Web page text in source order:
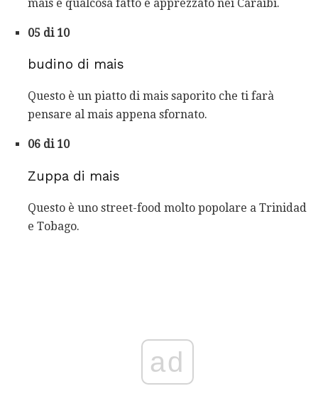
mais è qualcosa fatto e apprezzato nei Caraibi.
05 di 10
budino di mais
Questo è un piatto di mais saporito che ti farà
pensare al mais appena sfornato.
06 di 10
Zuppa di mais
Questo è uno street-food molto popolare a Trinidad
e Tobago.
ad